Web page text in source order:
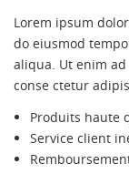
Lorem ipsum
do eiusmod
aliqua. Ut enim
conse ctetur
Produits haute
Service client
MES
CREAR
NOMBRE DE
INICIAR
Debe iniciar
de deseos.